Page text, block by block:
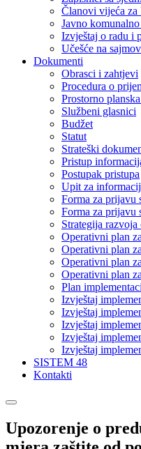
Članovi vijeća za
Javno
Izvještaj o radu i
Učešće na
Dokumenti
Obrasci i zahtjevi
Procedura o
Prostorno
Službeni glasnici
Budžet
Statut
Strateški
Pristup
Postupak pristupa
Upit za
Forma za prijavu
Forma za prijavu
Strategija
Operativni plan
Operativni plan
Operativni plan
Operativni plan
Plan
Izvještaj
Izvještaj
Izvještaj
Izvještaj
Izvještaj
SISTEM 48
Kontakti
Upozorenje o